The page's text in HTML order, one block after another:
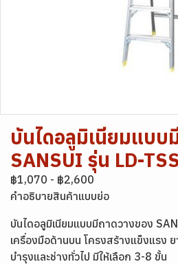
บันไดอลูมิเนียมแบบ
SANSUI รุ่น LD-
฿1,070 - ฿2,600
คำอธิบายสินค้าแบบย่อ
บันไดอลูมิเนียมแบบมีถาดวางของ
เครื่องมือด้านบน โครงสร้างแข็งแรง
บำรุงและช่างทั่วไป มีให้เลือก 3-8 ขั้น